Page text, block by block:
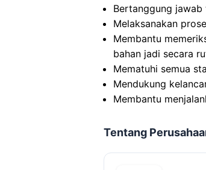
Bertanggung jawab
Melaksanakan
Membantu
bahan jadi secara
Mematuhi semua
Mendukung
Membantu
Tentang